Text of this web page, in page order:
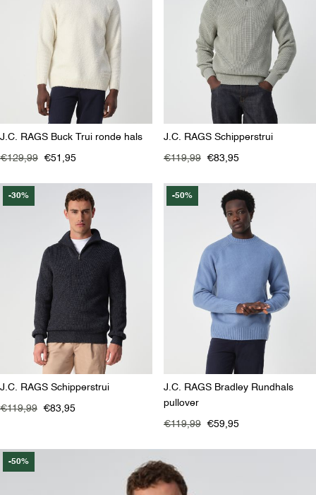
J.C. RAGS Buck Trui ronde hals
€129,99 €51,95
J.C. RAGS Schipperstrui
€119,99 €83,95
-30%
J.C. RAGS Schipperstrui
€119,99 €83,95
-50%
J.C. RAGS Bradley Rundhals
pullover
€119,99 €59,95
-50%